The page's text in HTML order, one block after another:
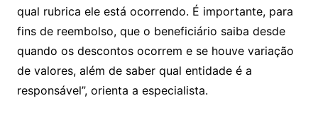
qual rubrica ele está ocorrendo. É importante, para
fins de reembolso, que o beneficiário saiba desde
quando os descontos ocorrem e se houve variação
de valores, além de saber qual entidade é a
responsável”, orienta a especialista.